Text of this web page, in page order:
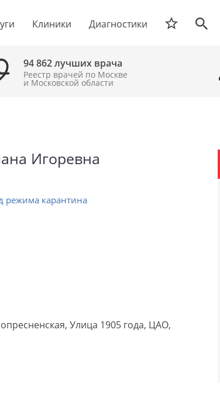
Клиники Диагностики
94 862 лучших врача
Реестр врачей по Москве
и Московской области
Игоревна
режима карантина
Улица 1905 года, ЦАО,